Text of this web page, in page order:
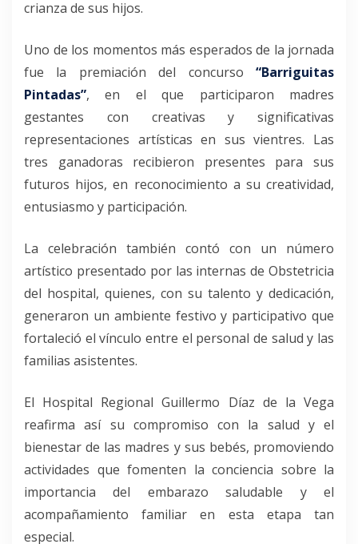
crianza de sus hijos.
Uno de los momentos más esperados de la jornada
fue la premiación del concurso “Barriguitas
Pintadas”, en el que participaron madres
gestantes con creativas y significativas
representaciones artísticas en sus vientres. Las
tres ganadoras recibieron presentes para sus
futuros hijos, en reconocimiento a su creatividad,
entusiasmo y participación.
La celebración también contó con un número
artístico presentado por las internas de Obstetricia
del hospital, quienes, con su talento y dedicación,
generaron un ambiente festivo y participativo que
fortaleció el vínculo entre el personal de salud y las
familias asistentes.
El Hospital Regional Guillermo Díaz de la Vega
reafirma así su compromiso con la salud y el
bienestar de las madres y sus bebés, promoviendo
actividades que fomenten la conciencia sobre la
importancia del embarazo saludable y el
acompañamiento familiar en esta etapa tan
especial.